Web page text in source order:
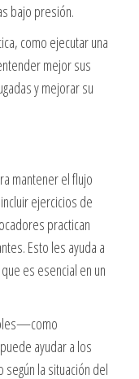
bajo presión.
como ejecutar una
mejor sus
y mejorar su
mantener el flujo
ejercicios de
practican
Esto les ayuda a
es esencial en un
ayudar a los
la situación del